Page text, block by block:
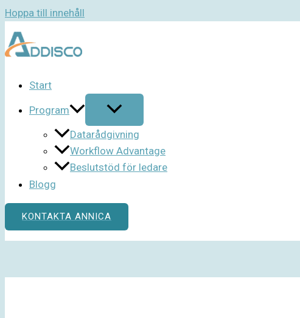
Hoppa till innehåll
Start
Program
Datarådgivning
Workflow Advantage
Beslutstöd för ledare
Blogg
KONTAKTA ANNICA